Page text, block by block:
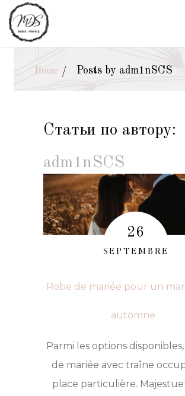
Home / Posts by adm1nSCS
Статьи по автору:
adm1nSCS
26
SEPTEMBRE
Robe de mariée pour un
automne
Parmi les options
de mariée avec traîne
place particulière.